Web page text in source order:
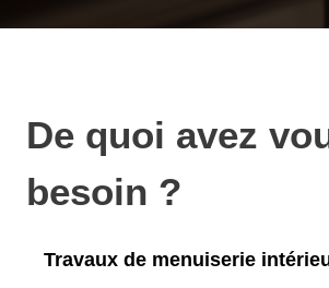
De quoi avez
besoin ?
Travaux de menuiserie